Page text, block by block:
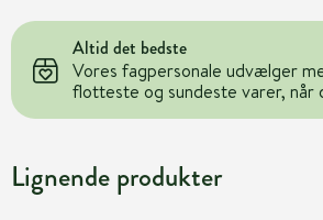
Altid det bedste
Vores fagpersonale udvælger
flotteste og sundeste varer, når
Lignende produkter